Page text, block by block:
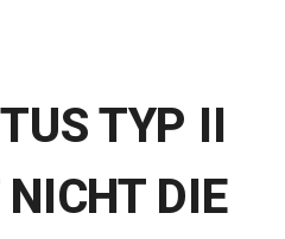
TYP II
DIE